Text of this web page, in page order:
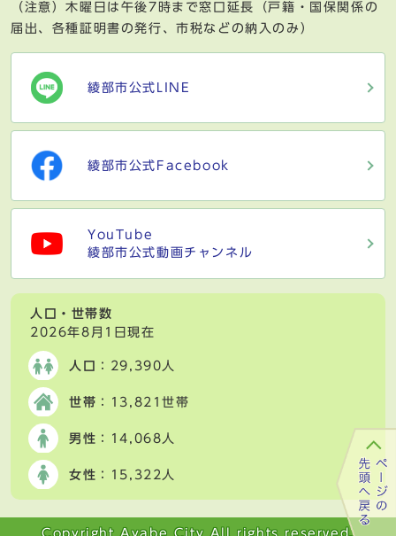
（注意）木曜日は午後7時まで窓口延長（戸籍・国保関係の
届出、各種証明書の発行、市税などの納入のみ）
綾部市公式LINE
綾部市公式Facebook
YouTube
綾部市公式動画チャンネル
人口・世帯数
2026年8月1日現在
人口 ：29,390人
世帯 ：13,821世帯
男性 ：14,068人
女性 ：15,322人